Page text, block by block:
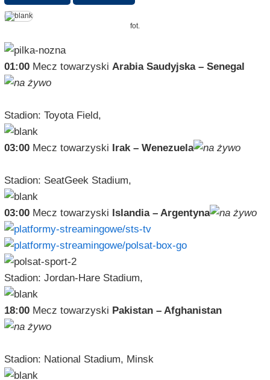
fot.
01:00Mecz towarzyski Arabia Saudyjska – Senegal
Stadion: Toyota Field,
03:00Mecz towarzyski Irak – Wenezuela
Stadion: SeatGeek Stadium,
03:00Mecz towarzyski Islandia – Argentyna
Stadion: Jordan-Hare Stadium,
18:00Mecz towarzyski Pakistan – Afghanistan
Stadion: National Stadium, Minsk